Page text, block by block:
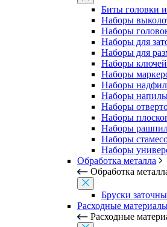
Биты головки
Наборы
Наборы
Наборы для
Наборы для
Наборы ключей
Наборы
Наборы
Наборы
Наборы
Наборы
Наборы
Наборы
Наборы
Обработка металла
Обработка
Бруски
Расходные
Расходные